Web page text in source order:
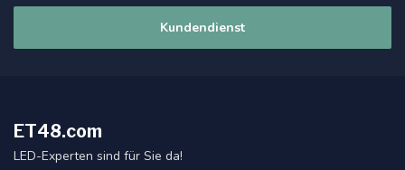
Kundendienst
ET48.com
LED-Experten sind für Sie da!